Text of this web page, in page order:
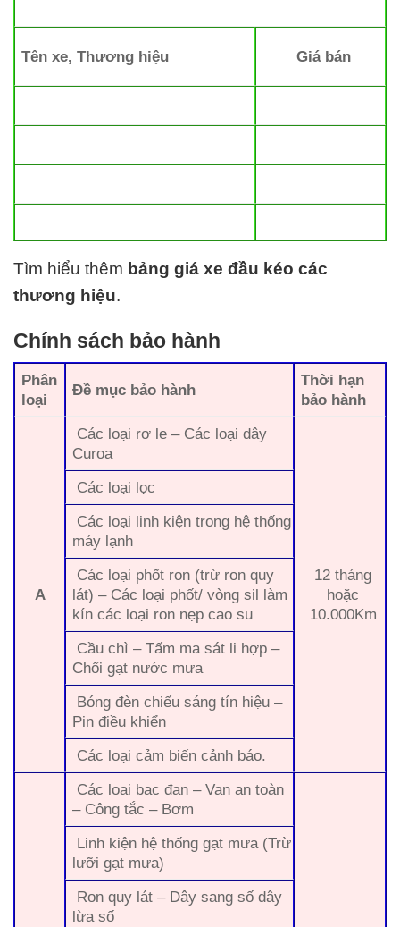
Tên xe, Thương hiệu Giá bán
Tìm hiểu thêm bảng giá xe đầu kéo các
thương hiệu.
Chính sách bảo hành
Phân
loại
Đề mục bảo hành
Thời hạn
bảo hành
A
Các loại rơ le – Các loại dây
Curoa
12 tháng
hoặc
10.000Km
Các loại lọc
Các loại linh kiện trong hệ thống
máy lạnh
Các loại phốt ron (trừ ron quy
lát) – Các loại phốt/ vòng sil làm
kín các loại ron nẹp cao su
Cầu chì – Tấm ma sát li hợp –
Chổi gạt nước mưa
Bóng đèn chiếu sáng tín hiệu –
Pin điều khiển
Các loại cảm biến cảnh báo.
Các loại bạc đạn – Van an toàn
– Công tắc – Bơm
Linh kiện hệ thống gạt mưa (Trừ
lưỡi gạt mưa)
Ron quy lát – Dây sang số dây
lừa số